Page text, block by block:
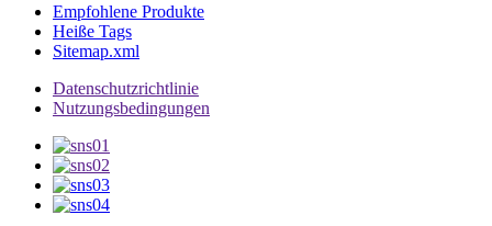
Empfohlene Produkte
Heiße Tags
Sitemap.xml
Datenschutzrichtlinie
Nutzungsbedingungen